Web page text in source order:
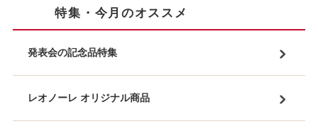
特集・今月のオススメ
発表会の記念品特集
レオノーレ オリジナル商品